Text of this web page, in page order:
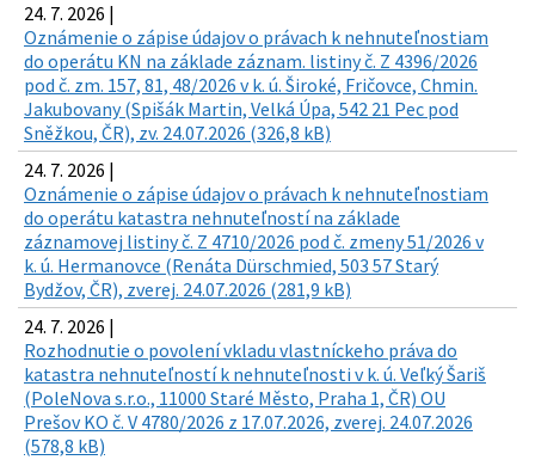
24. 7. 2026 |
Oznámenie o zápise údajov o právach k nehnuteľnostiam
do operátu KN na základe záznam. listiny č. Z 4396/2026
pod č. zm. 157, 81, 48/2026 v k. ú. Široké, Fričovce, Chmin.
Jakubovany (Spišák Martin, Velká Úpa, 542 21 Pec pod
Sněžkou, ČR), zv. 24.07.2026 (326,8 kB)
24. 7. 2026 |
Oznámenie o zápise údajov o právach k nehnuteľnostiam
do operátu katastra nehnuteľností na základe
záznamovej listiny č. Z 4710/2026 pod č. zmeny 51/2026 v
k. ú. Hermanovce (Renáta Dürschmied, 503 57 Starý
Bydžov, ČR), zverej. 24.07.2026 (281,9 kB)
24. 7. 2026 |
Rozhodnutie o povolení vkladu vlastníckeho práva do
katastra nehnuteľností k nehnuteľnosti v k. ú. Veľký Šariš
(PoleNova s.r.o., 11000 Staré Město, Praha 1, ČR) OU
Prešov KO č. V 4780/2026 z 17.07.2026, zverej. 24.07.2026
(578,8 kB)